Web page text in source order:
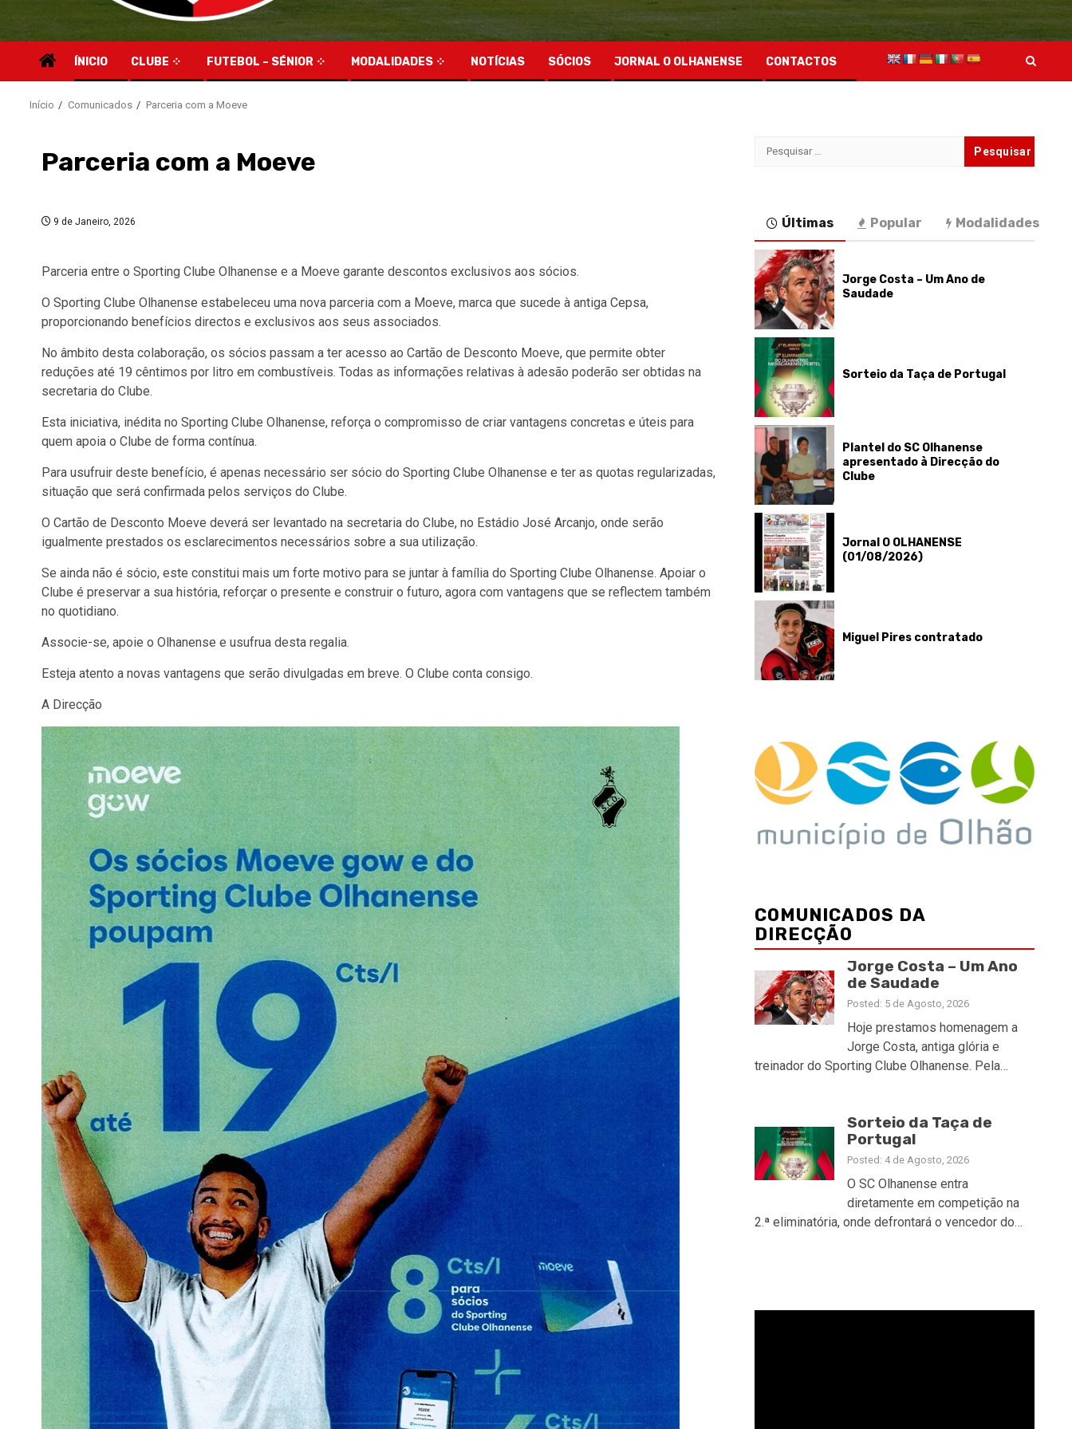
ÍNICIO CLUBE FUTEBOL – SÉNIOR MODALIDADES NOTÍCIAS SÓCIOS JORNAL O OLHANENSE CONTACTOS
Início Comunicados Parceria com a Moeve
Parceria com a Moeve
9 de Janeiro, 2026
Parceria entre o Sporting Clube Olhanense e a Moeve garante descontos exclusivos aos sócios.
O Sporting Clube Olhanense estabeleceu uma nova parceria com a Moeve, marca que sucede à antiga Cepsa,
proporcionando benefícios directos e exclusivos aos seus associados.
No âmbito desta colaboração, os sócios passam a ter acesso ao Cartão de Desconto Moeve, que permite obter
reduções até 19 cêntimos por litro em combustíveis. Todas as informações relativas à adesão poderão ser obtidas na
secretaria do Clube.
Esta iniciativa, inédita no Sporting Clube Olhanense, reforça o compromisso de criar vantagens concretas e úteis para
quem apoia o Clube de forma contínua.
Para usufruir deste benefício, é apenas necessário ser sócio do Sporting Clube Olhanense e ter as quotas regularizadas,
situação que será confirmada pelos serviços do Clube.
O Cartão de Desconto Moeve deverá ser levantado na secretaria do Clube, no Estádio José Arcanjo, onde serão
igualmente prestados os esclarecimentos necessários sobre a sua utilização.
Se ainda não é sócio, este constitui mais um forte motivo para se juntar à família do Sporting Clube Olhanense. Apoiar o
Clube é preservar a sua história, reforçar o presente e construir o futuro, agora com vantagens que se reflectem também
no quotidiano.
Associe-se, apoie o Olhanense e usufrua desta regalia.
Esteja atento a novas vantagens que serão divulgadas em breve. O Clube conta consigo.
A Direcção
Pesquisar
Últimas Popular Modalidades
Jorge Costa – Um Ano de
Saudade
Sorteio da Taça de Portugal
Plantel do SC Olhanense
apresentado à Direcção do
Clube
Jornal O OLHANENSE
(01/08/2026)
Miguel Pires contratado
COMUNICADOS DA
DIRECÇÃO
Jorge Costa – Um Ano
de Saudade
Posted: 5 de Agosto, 2026
Hoje prestamos homenagem a
Jorge Costa, antiga glória e
treinador do Sporting Clube Olhanense. Pela…
Sorteio da Taça de
Portugal
Posted: 4 de Agosto, 2026
O SC Olhanense entra
diretamente em competição na
2.ª eliminatória, onde defrontará o vencedor do…